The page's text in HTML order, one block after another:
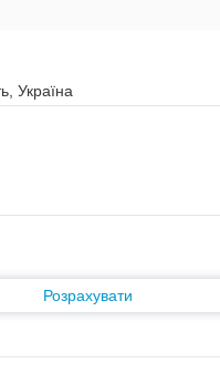
Розрахувати